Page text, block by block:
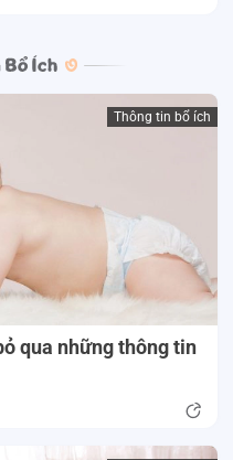
Thông tin bổ ích
qua những thông tin